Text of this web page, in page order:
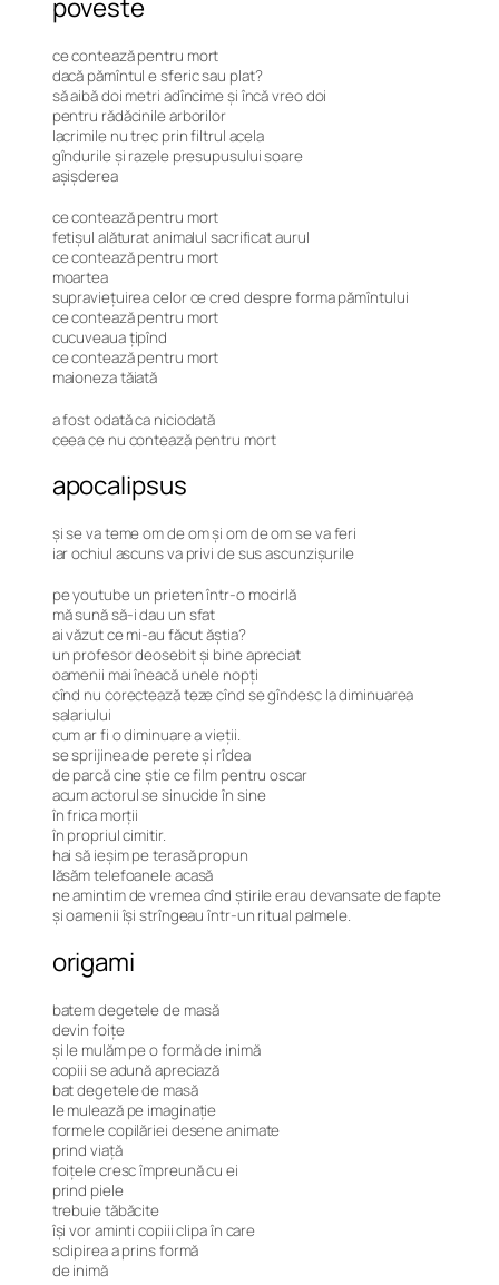
poveste
ce contează pentru mort
dacă pămîntul e sferic sau plat?
să aibă doi metri adîncime și încă vreo doi
pentru rădăcinile arborilor
lacrimile nu trec prin filtrul acela
gîndurile și razele presupusului soare
așișderea
ce contează pentru mort
fetișul alăturat animalul sacrificat aurul
ce contează pentru mort
moartea
supraviețuirea celor ce cred despre forma pămîntului
ce contează pentru mort
cucuveaua țipînd
ce contează pentru mort
maioneza tăiată
a fost odată ca niciodată
ceea ce nu contează pentru mort
apocalipsus
și se va teme om de om și om de om se va feri
iar ochiul ascuns va privi de sus ascunzișurile
pe youtube un prieten într-o mocirlă
mă sună să-i dau un sfat
ai văzut ce mi-au făcut ăștia?
un profesor deosebit și bine apreciat
oamenii mai îneacă unele nopți
cînd nu corectează teze cînd se gîndesc la diminuarea
salariului
cum ar fi o diminuare a vieții.
se sprijinea de perete și rîdea
de parcă cine știe ce film pentru oscar
acum actorul se sinucide în sine
în frica morții
în propriul cimitir.
hai să ieșim pe terasă propun
lăsăm telefoanele acasă
ne amintim de vremea cînd știrile erau devansate de fapte
și oamenii își strîngeau într-un ritual palmele.
origami
batem degetele de masă
devin foițe
și le mulăm pe o formă de inimă
copiii se adună apreciază
bat degetele de masă
le mulează pe imaginație
formele copilăriei desene animate
prind viață
foițele cresc împreună cu ei
prind piele
trebuie tăbăcite
își vor aminti copiii clipa în care
sclipirea a prins formă
de inimă